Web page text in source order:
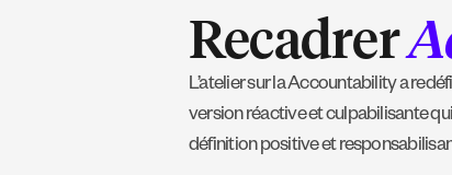
Recadrer
L’atelier sur la Accountability a
version réactive et culpabilisante
définition positive et